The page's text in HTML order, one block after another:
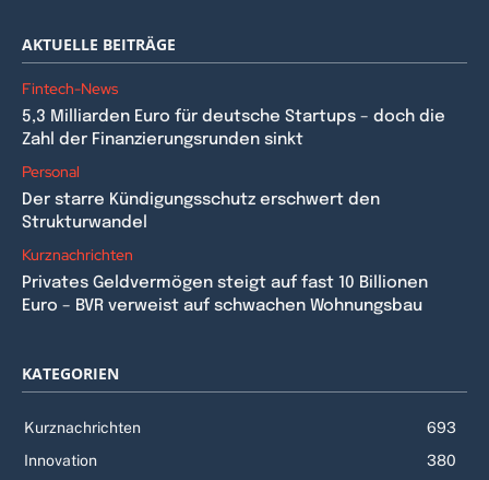
AKTUELLE BEITRÄGE
Fintech-News
5,3 Milliarden Euro für deutsche Startups – doch die
Zahl der Finanzierungsrunden sinkt
Personal
Der starre Kündigungsschutz erschwert den
Strukturwandel
Kurznachrichten
Privates Geldvermögen steigt auf fast 10 Billionen
Euro – BVR verweist auf schwachen Wohnungsbau
KATEGORIEN
Kurznachrichten
693
Innovation
380